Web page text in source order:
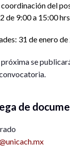
del
de 9:00 a 15:00
31 de enero de
se
de